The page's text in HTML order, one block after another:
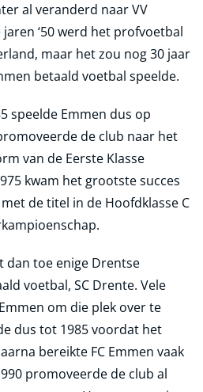
al veranderd naar VV
‘50 werd het profvoetbal
maar het zou nog 30 jaar
betaald voetbal speelde.
speelde Emmen dus op
de club naar het
van de Eerste Klasse
kwam het grootste succes
de titel in de Hoofdklasse C
dan toe enige Drentse
voetbal, SC Drente. Vele
om die plek over te
dus tot 1985 voordat het
bereikte FC Emmen vaak
promoveerde de club al